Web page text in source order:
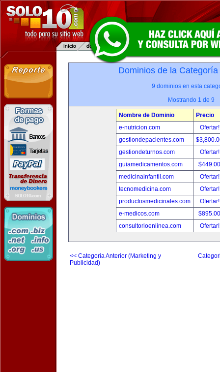
Dominios de la
9 dominios en esta
Mostrando 1 de 9
Nombre de Dominio
Precio
e-nutricion.com
gestiondepacientes.com
gestiondeturnos.com
guiamedicamentos.com
medicinainfantil.com
tecnomedicina.com
productosmedicinales.com
e-medicos.com
consultorioenlinea.com
<< Categoria Anterior (Marketing y
Publicidad)